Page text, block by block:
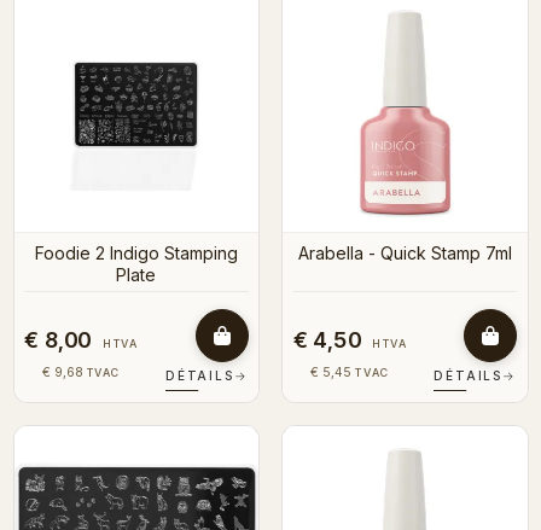
Foodie 2 Indigo Stamping
Plate
€ 8,00 HTVA
€ 9,68 TVAC DÉTAILS →
Arabella - Quick Stamp 7ml
€ 4,50 HTVA
€ 5,45 TVAC DÉTAILS →